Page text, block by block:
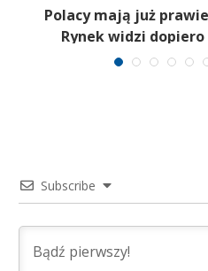
Polacy mają już prawie
Rynek widzi
Subscribe